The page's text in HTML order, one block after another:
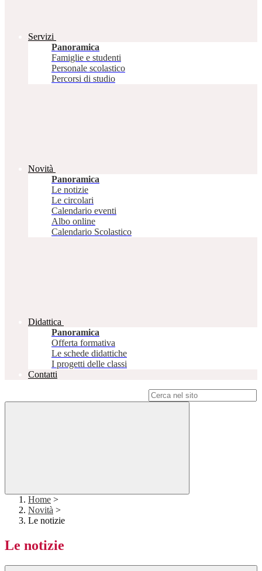
Servizi
Panoramica
Famiglie e studenti
Personale scolastico
Percorsi di studio
Novità
Panoramica
Le notizie
Le circolari
Calendario eventi
Albo online
Calendario Scolastico
Didattica
Panoramica
Offerta formativa
Le schede didattiche
I progetti delle classi
Contatti
Home >
Novità >
Le notizie
Le notizie